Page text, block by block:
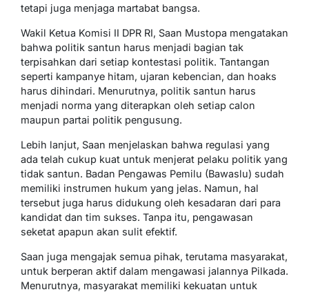
tetapi juga menjaga martabat bangsa.
Wakil Ketua Komisi II DPR RI, Saan Mustopa mengatakan
bahwa politik santun harus menjadi bagian tak
terpisahkan dari setiap kontestasi politik. Tantangan
seperti kampanye hitam, ujaran kebencian, dan hoaks
harus dihindari. Menurutnya, politik santun harus
menjadi norma yang diterapkan oleh setiap calon
maupun partai politik pengusung.
Lebih lanjut, Saan menjelaskan bahwa regulasi yang
ada telah cukup kuat untuk menjerat pelaku politik yang
tidak santun. Badan Pengawas Pemilu (Bawaslu) sudah
memiliki instrumen hukum yang jelas. Namun, hal
tersebut juga harus didukung oleh kesadaran dari para
kandidat dan tim sukses. Tanpa itu, pengawasan
seketat apapun akan sulit efektif.
Saan juga mengajak semua pihak, terutama masyarakat,
untuk berperan aktif dalam mengawasi jalannya Pilkada.
Menurutnya, masyarakat memiliki kekuatan untuk